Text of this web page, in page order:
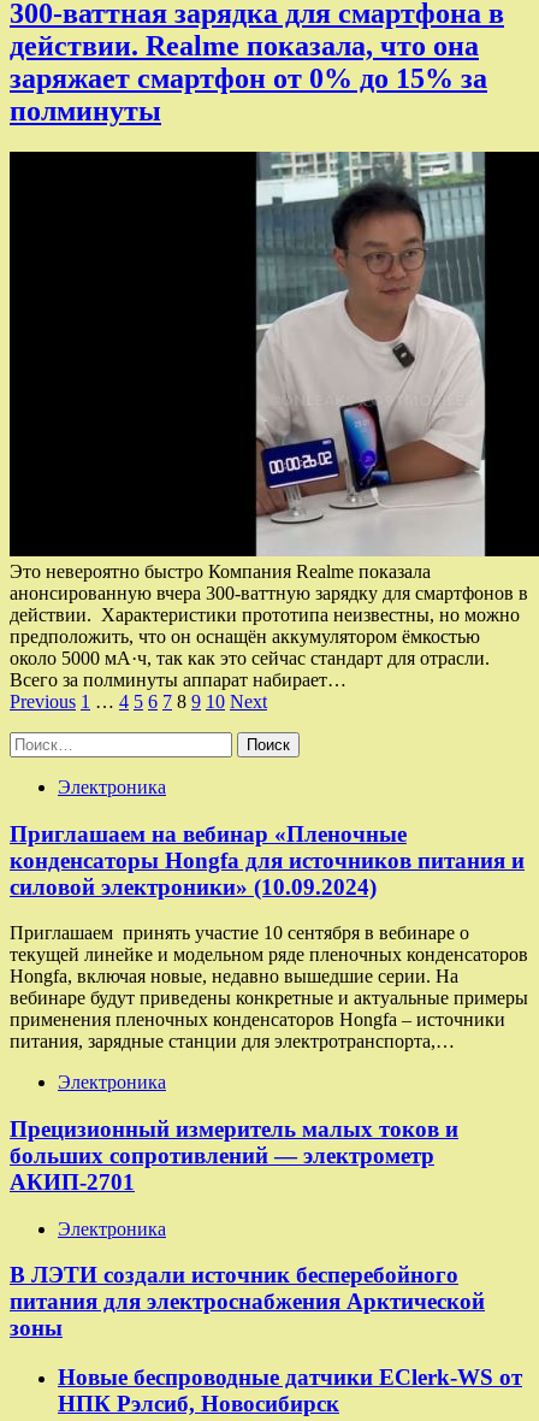
300-ваттная зарядка для смартфона в
действии. Realme показала, что она
заряжает смартфон от 0% до 15% за
полминуты
Это невероятно быстро Компания Realme показала
анонсированную вчера 300-ваттную зарядку для смартфонов в
действии. Характеристики прототипа неизвестны, но можно
предположить, что он оснащён аккумулятором ёмкостью
около 5000 мА·ч, так как это сейчас стандарт для отрасли.
Всего за полминуты аппарат набирает…
Пагинация
записей
Previous 1 … 4 5 6 7 8 9 10 Next
Найти:
Электроника
Приглашаем на вебинар «Пленочные
конденсаторы Hongfa для источников питания и
силовой электроники» (10.09.2024)
Приглашаем принять участие 10 сентября в вебинаре о
текущей линейке и модельном ряде пленочных конденсаторов
Hongfa, включая новые, недавно вышедшие серии. На
вебинаре будут приведены конкретные и актуальные примеры
применения пленочных конденсаторов Hongfa – источники
питания, зарядные станции для электротранспорта,…
Электроника
Прецизионный измеритель малых токов и
больших сопротивлений — электрометр
АКИП-2701
Электроника
В ЛЭТИ создали источник бесперебойного
питания для электроснабжения Арктической
зоны
Новые беспроводные датчики EClerk-WS от
НПК Рэлсиб, Новосибирск